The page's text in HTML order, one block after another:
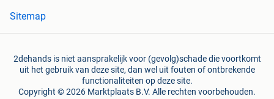
Sitemap
2dehands is niet aansprakelijk voor (gevolg)schade die voortkomt
uit het gebruik van deze site, dan wel uit fouten of ontbrekende
functionaliteiten op deze site.
Copyright © 2026 Marktplaats B.V. Alle rechten voorbehouden.